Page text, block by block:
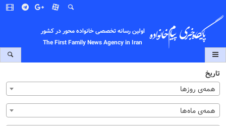
اولین رسانه تخصصی خانواده محور در کشور
The First Family News Agency in Iran
تاریخ
همه‌ی روزها
همه‌ی ماه‌ها